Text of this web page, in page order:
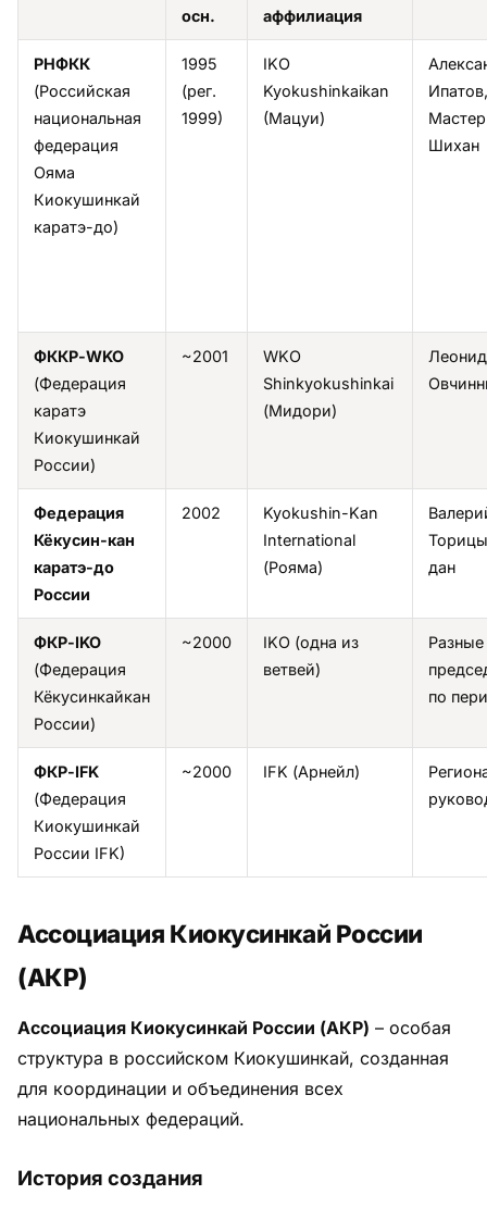
осн.
аффилиация
РНФКК
(Российская
национальная
федерация
Ояма
Киокушинкай
каратэ-до)
1995
(рег.
1999)
IKO
Kyokushinkaikan
(Mацуи)
Мастер
Шихан
ФККР-WKO
(Федерация
каратэ
Киокушинкай
России)
~2001
WKO
Shinkyokushinkai
(Мидори)
Леонид
Федерация
Кёкусин-кан
каратэ-до
России
2002
Kyokushin-Kan
International
(Рояма)
дан
ФКР-IKO
(Федерация
Кёкусинкайкан
России)
~2000
IKO (одна из
ветвей)
Разные
по
ФКР-IFK
(Федерация
Киокушинкай
России IFK)
~2000 IFK (Арнейл)
Ассоциация Киокусинкай России
(АКР)
Ассоциация Киокусинкай России (АКР) – особая
структура в российском Киокушинкай, созданная
для координации и объединения всех
национальных федераций.
История создания